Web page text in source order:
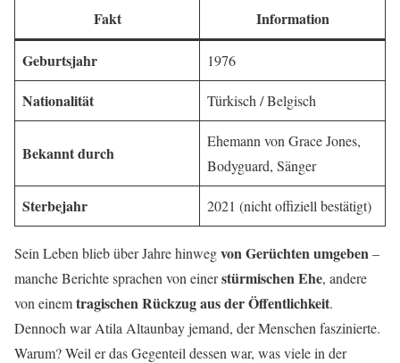
Fakt Information
Geburtsjahr 1976
Nationalität Türkisch / Belgisch
Bekannt durch
Ehemann von Grace Jones,
Bodyguard, Sänger
Sterbejahr 2021 (nicht offiziell bestätigt)
Sein Leben blieb über Jahre hinwegvon Gerüchten umgeben–
manche Berichte sprachen von einerstürmischen Ehe, andere
von einemtragischen Rückzug aus der Öffentlichkeit.
Dennoch war Atila Altaunbay jemand, der Menschen faszinierte.
Warum? Weil er das Gegenteil dessen war, was viele in der